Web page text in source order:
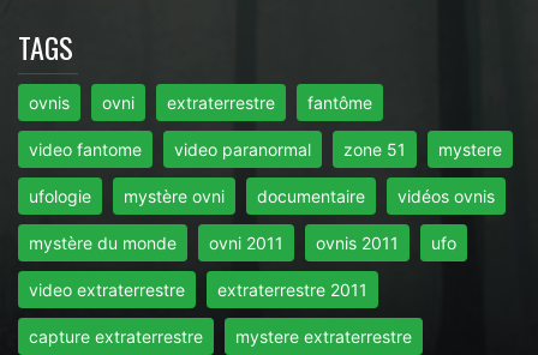
TAGS
ovnis ovni extraterrestre fantôme
video fantome video paranormal zone 51 mystere
ufologie mystère ovni documentaire vidéos ovnis
mystère du monde ovni 2011 ovnis 2011 ufo
video extraterrestre extraterrestre 2011
capture extraterrestre mystere extraterrestre